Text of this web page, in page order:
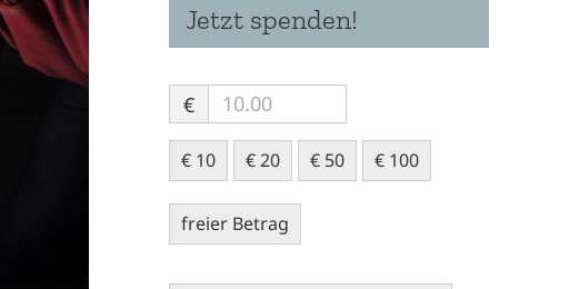
Jetzt spenden!
€
€ 10 € 20 € 50 € 100
freier Betrag